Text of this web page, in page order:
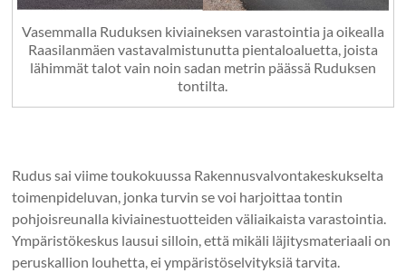
Vasemmalla Ruduksen kiviaineksen varastointia ja oikealla
Raasilanmäen vastavalmistunutta pientaloaluetta, joista
lähimmät talot vain noin sadan metrin päässä Ruduksen
tontilta.
Rudus sai viime toukokuussa Rakennusvalvontakeskukselta
toimenpideluvan, jonka turvin se voi harjoittaa tontin
pohjoisreunalla kiviainestuotteiden väliaikaista varastointia.
Ympäristökeskus lausui silloin, että mikäli läjitysmateriaali on
peruskallion louhetta, ei ympäristöselvityksiä tarvita.